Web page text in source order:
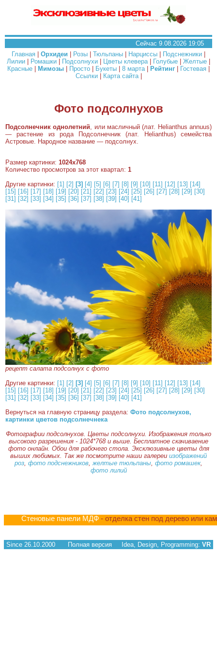
Сейчас 9.08.2026 19:05
Главная
Орхидеи Розы Тюльпаны Нарциссы Подснежники
Лилии
Ромашки Подсолнухи Цветы клевера| Голубые Желтые
Красные
Мимозы Просто Букеты 8 марта| Рейтинг Гостевая
Ссылки| Карта сайта|
Фото подсолнухов
Подсолнечник однолетний, или масличный (лат. Helianthus annuus)
— растение из рода Подсолнечник (лат. Helianthus) семейства
Астровые. Народное название — подсолнух.
Размер картинки: 1024x768
Количество просмотров за этот квартал: 1
Другие картинки: [1] [2] [3] [4] [5] [6] [7] [8] [9] [10] [11] [12] [13] [14]
[15] [16] [17] [18] [19] [20] [21] [22] [23] [24] [25] [26] [27] [28] [29] [30]
[31] [32] [33] [34] [35] [36] [37] [38] [39] [40] [41]
рецепт салата подсолнух с фото
Другие картинки: [1] [2] [3] [4] [5] [6] [7] [8] [9] [10] [11] [12] [13] [14]
[15] [16] [17] [18] [19] [20] [21] [22] [23] [24] [25] [26] [27] [28] [29] [30]
[31] [32] [33] [34] [35] [36] [37] [38] [39] [40] [41]
Вернуться на главную страницу раздела: Фото подсолнухов,
картинки цветов подсолнечнека
Фотографии подсолнухов. Цветы подсолнухи. Изображения только
высокого разрешения - 1024*768 и выше. Бесплатное скачиваение
фото онлайн. Обои для рабочего стола. Эксклюзивные цветы для
выших любимых. Так же посмотрите наши галереи изображений
роз фото подснежников желтые тюльпаны фото ромашек,
фото лилий
Стеновые панели МДФ - отделка стен под дерево или
Since 26.10.2000 Полная версия Idea, Design, Programming: VR